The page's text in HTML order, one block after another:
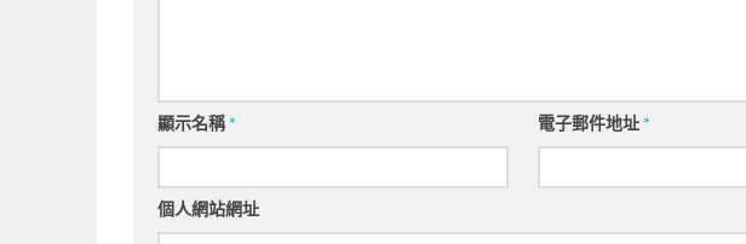
顯示名稱* 電子郵件地址*
個人網站網址